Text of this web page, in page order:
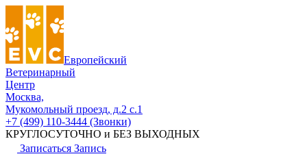
Европейский
Ветеринарный
Центр
Москва,
Мукомольный проезд, д.2 с.1
+7 (499) 110-3444 (Звонки)
КРУГЛОСУТОЧНО и БЕЗ ВЫХОДНЫХ
Записаться Запись